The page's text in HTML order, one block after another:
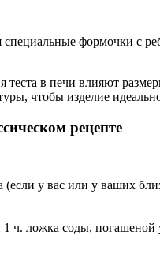
формочки с
в печи влияют
чтобы изделие
рецепте
у вас или у ваших
ч. ложка соды, погашеной